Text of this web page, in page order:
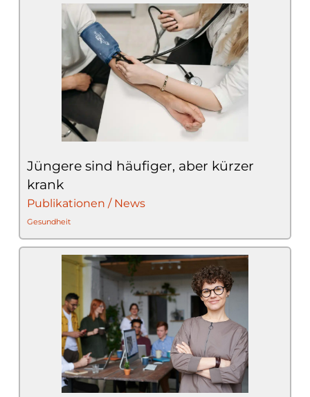
Jüngere sind häufiger, aber kürzer
krank
Publikationen / News
Gesundheit